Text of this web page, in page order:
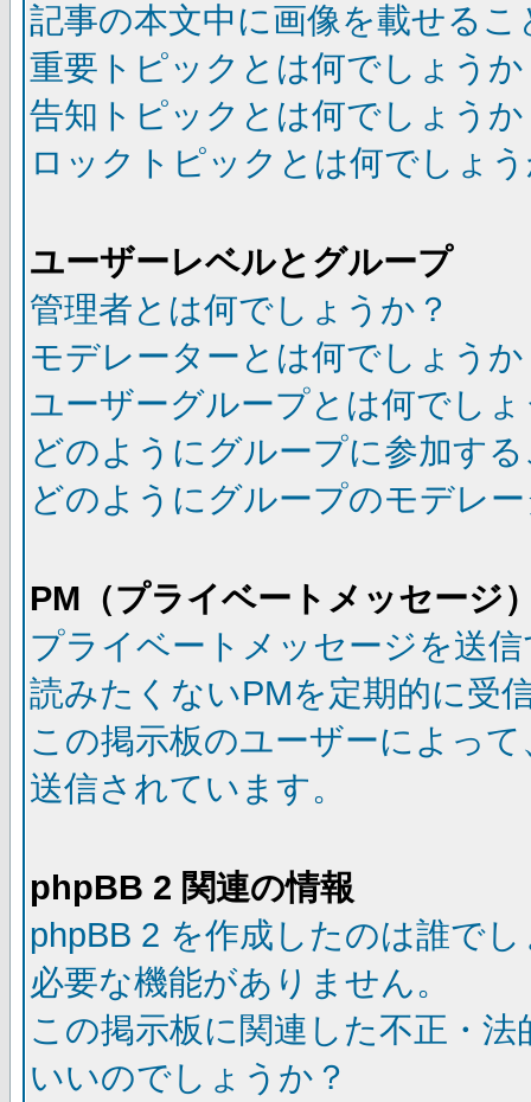
記事の本文中に画像を載せる
重要トピックとは何でしょうか
告知トピックとは何でしょうか
ロックトピックとは何でしょ
ユーザーレベルとグループ
管理者とは何でしょうか？
モデレーターとは何でしょうか
ユーザーグループとは何でし
どのようにグループに参加す
どのようにグループのモデレ
PM（プライベートメッセージ
プライベートメッセージを送
読みたくないPMを定期的に受
この掲示板のユーザーによっ
送信されています。
phpBB 2 関連の情報
phpBB 2 を作成したのは誰で
必要な機能がありません。
この掲示板に関連した不正・
いいのでしょうか？